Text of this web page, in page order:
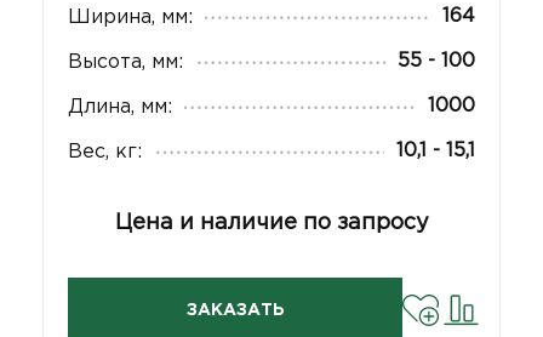
Ширина, мм: 164
Высота, мм: 55 - 100
Длина, мм: 1000
Вес, кг: 10,1 - 15,1
Цена и наличие по запросу
ЗАКАЗАТЬ